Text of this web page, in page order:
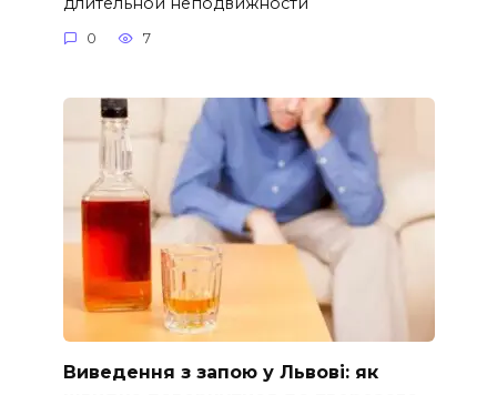
0 7
Виведення з запою у Львові: як